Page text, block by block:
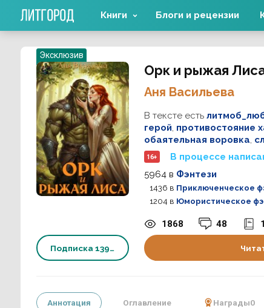
Эксклюзив
Подписка 139 ₽
Орк и рыжая
Аня Васильева
В тексте есть
герой противостояние
обаятельная воровка
16+
В процессе
5964 в Фэнтези
1436 в Приключенческое
1204 в Юмористическое
1868 48
Аннотация Оглавление Награды0
Книги Блоги и рецензии